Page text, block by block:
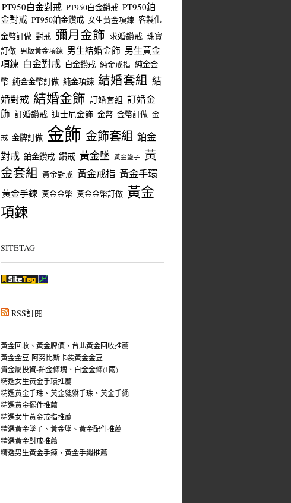
PT950白金對戒 PT950白金鑽戒 PT950鉑
金對戒 PT950鉑金鑽戒 女生黃金項鍊 客製化
金幣訂做 對戒 彌月金飾 求婚鑽戒 珠寶
訂做 男版黃金項鍊 男生結婚金飾 男生黃金
項鍊 白金對戒 白金鑽戒 純金戒指 純金金
幣 純金金幣訂做 純金項鍊 結婚套組 結
婚對戒 結婚金飾 訂婚套組 訂婚金
飾 訂婚鑽戒 迪士尼金飾 金幣 金幣訂做 金
戒 金牌訂做 金飾 金飾套組 鉑金
對戒 鉑金鑽戒 鑽戒 黃金墜 黃金墜子
黃
金套組 黃金對戒 黃金戒指 黃金手環
黃金手鍊 黃金金幣 黃金金幣訂做 黃金
項鍊
SITETAG
RSS訂閱
黃金回收、黃金牌價、台北黃金回收推薦
黃金金豆-阿努比斯卡裝黃金金豆
貴金屬投資-鉑金條塊、白金金條(1兩)
精選女生黃金手環推薦
精選黃金手珠、黃金貔貅手珠、黃金手繩
精選黃金擺件推薦
精選女生黃金戒指推薦
精選黃金墜子、黃金墜、黃金配件推薦
精選黃金對戒推薦
精選男生黃金手鍊、黃金手繩推薦